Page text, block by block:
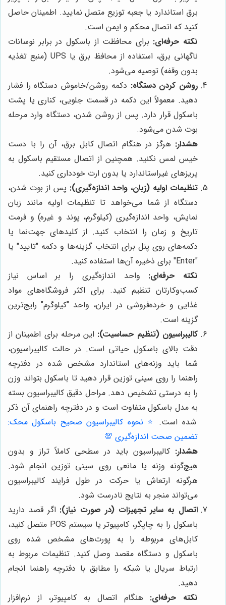
برق استاندارد یا جعبه توزیع متصل نمایید. اطمینان حاصل
کنید که اتصال محکم و ایمن است.
نکته حرفه‌ای: برای محافظت از باسکول در برابر نوسانات
ناگهانی برق، استفاده از محافظ برق یا UPS (منبع تغذیه
بدون وقفه) توصیه می‌شود.
روشن کردن دستگاه: دکمه روشن/خاموش دستگاه را فشار
دهید. معمولاً این دکمه در قسمت جلویی، کناری یا پشت
باسکول قرار دارد. پس از روشن شدن، دستگاه وارد مرحله
بوت شدن می‌شود.
هشدار: هرگز در هنگام اتصال کابل برق، آن را با دست
خیس لمس نکنید. همچنین از اتصال مستقیم باسکول به
پریزهای غیراستاندارد یا بدون ارت خودداری کنید.
تنظیمات اولیه (زبان، واحد اندازه‌گیری): پس از بوت شدن،
دستگاه از شما می‌خواهد تا تنظیمات اولیه مانند زبان
نمایش، واحد اندازه‌گیری (کیلوگرم، پوند و غیره) و فرمت
تاریخ و زمان را انتخاب کنید. از کلیدهای جهت‌نما یا
دکمه‌های روی پنل برای انتخاب گزینه‌ها و دکمه "تایید" یا
"Enter" برای ذخیره آن‌ها استفاده کنید.
نکته حرفه‌ای: واحد اندازه‌گیری را بر اساس نیاز
کسب‌وکارتان تنظیم کنید. برای اکثر فروشگاه‌های مواد
غذایی و خرده‌فروشی در ایران، واحد "کیلوگرم" رایج‌ترین
گزینه است.
کالیبراسیون (تنظیم حساسیت): این مرحله برای اطمینان از
دقت بالای باسکول حیاتی است. در حالت کالیبراسیون،
شما باید وزنه‌های استاندارد مشخص شده در دفترچه
راهنما را روی سینی توزین قرار دهید تا باسکول بتواند وزن
را به درستی تشخیص دهد. مراحل دقیق کالیبراسیون بسته
به مدل باسکول متفاوت است و در دفترچه راهنمای آن ذکر
شده است. ⭐️ نحوه کالیبراسیون صحیح باسکول محک:
تضمین صحت اندازه‌گیری 💯
هشدار: کالیبراسیون باید در سطحی کاملاً تراز و بدون
هیچ‌گونه وزنه یا مانعی روی سینی توزین انجام شود.
هرگونه ارتعاش یا حرکت در طول فرایند کالیبراسیون
می‌تواند منجر به نتایج نادرست شود.
اتصال به سایر تجهیزات (در صورت نیاز): اگر قصد دارید
باسکول را به چاپگر، کامپیوتر یا سیستم POS متصل کنید،
کابل‌های مربوطه را به پورت‌های مشخص شده روی
باسکول و دستگاه مقصد وصل کنید. تنظیمات مربوط به
ارتباط سریال یا شبکه را مطابق با دفترچه راهنما انجام
دهید.
نکته حرفه‌ای: هنگام اتصال به کامپیوتر، از نرم‌افزار